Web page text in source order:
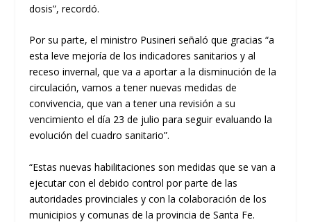
dosis”, recordó.
Por su parte, el ministro Pusineri señaló que gracias “a
esta leve mejoría de los indicadores sanitarios y al
receso invernal, que va a aportar a la disminución de la
circulación, vamos a tener nuevas medidas de
convivencia, que van a tener una revisión a su
vencimiento el día 23 de julio para seguir evaluando la
evolución del cuadro sanitario”.
“Estas nuevas habilitaciones son medidas que se van a
ejecutar con el debido control por parte de las
autoridades provinciales y con la colaboración de los
municipios y comunas de la provincia de Santa Fe.